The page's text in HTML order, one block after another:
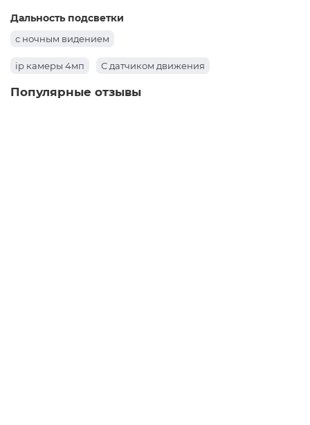
Дальность подсветки
с ночным видением
ip камеры 4мп С датчиком движения
Популярные отзывы